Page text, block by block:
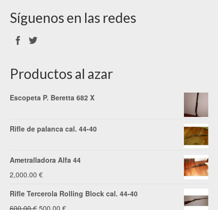
Síguenos en las redes
Productos al azar
Escopeta P. Beretta 682 X
Rifle de palanca cal. 44-40
Ametralladora Alfa 44
2,000.00 €
Rifle Tercerola Rolling Block cal. 44-40
El
El